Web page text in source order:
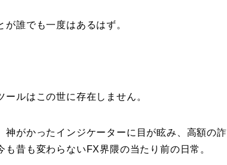
誰でも一度はあるはず。
ルはこの世に存在しません。
神がかったインジケーターに目が眩み、高額の詐
昔も変わらないFX界隈の当たり前の日常。